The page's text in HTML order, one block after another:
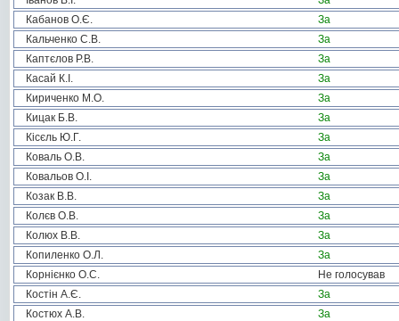
Кабанов О.Є.
За
Кальченко С.В.
За
Каптєлов Р.В.
За
Касай К.І.
За
Кириченко М.О.
За
Кицак Б.В.
За
Кісєль Ю.Г.
За
Коваль О.В.
За
Ковальов О.І.
За
Козак В.В.
За
Колєв О.В.
За
Колюх В.В.
За
Копиленко О.Л.
За
Корнієнко О.С.
Не голосував
Костін А.Є.
За
Костюх А.В.
За